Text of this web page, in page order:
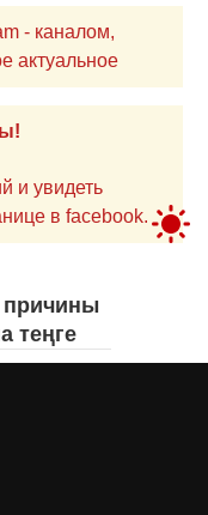
- каналом,
самое актуальное
в facebook.
причины
теңге